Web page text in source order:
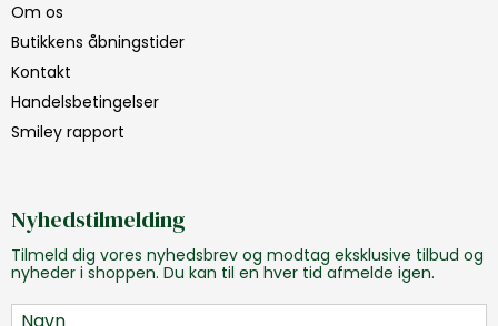
Om os
Butikkens åbningstider
Kontakt
Handelsbetingelser
Smiley rapport
Nyhedstilmelding
Tilmeld dig vores nyhedsbrev og modtag eksklusive tilbud og
nyheder i shoppen. Du kan til en hver tid afmelde igen.